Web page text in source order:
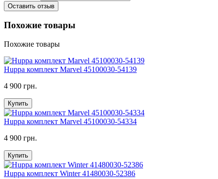
Оставить отзыв
Похожие товары
Похожие товары
Huppa комплект Marvel 45100030-54139
4 900 грн.
Купить
Huppa комплект Marvel 45100030-54334
4 900 грн.
Купить
Huppa комплект Winter 41480030-52386